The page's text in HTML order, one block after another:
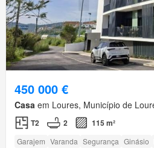
450 000 €
Casa em Loures, Município de
T2 2 115 m²
Garajem Varanda Segurança Ginásio